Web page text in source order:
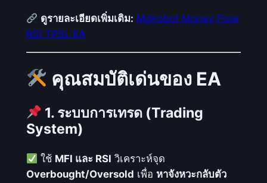
จั
บ
จั
ห
ะ
เ
ร
น
ดูรายละเอียดเพิ่มเติม: Mqlrobot Money Flow
RSI TPSL EA
คุณสมบัติเด่นของ EA
1. ระบบการเทรด (Trading
System)
ใช้ MFI และ RSI วิเคราะห์จุด
Overbought/Oversold เพื่อ หาจังหวะกลับตัว